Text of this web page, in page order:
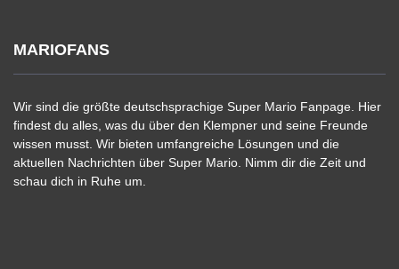
MARIOFANS
Wir sind die größte deutschsprachige Super Mario Fanpage. Hier
findest du alles, was du über den Klempner und seine Freunde
wissen musst. Wir bieten umfangreiche Lösungen und die
aktuellen Nachrichten über Super Mario. Nimm dir die Zeit und
schau dich in Ruhe um.